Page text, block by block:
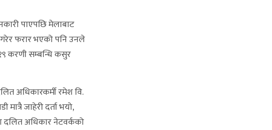
पाएपछि मेलाबाट
गरेर फरार भएको पनि उनले
करणी सम्बन्धि कसुर
अधिकारकर्मी रमेश वि.
जाहेरी दर्ता भयो,
दलित अधिकार नेटवर्कको